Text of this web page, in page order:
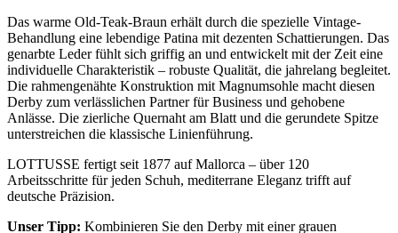
Das warme Old-Teak-Braun erhält durch die spezielle Vintage-
Behandlung eine lebendige Patina mit dezenten Schattierungen. Das
genarbte Leder fühlt sich griffig an und entwickelt mit der Zeit eine
individuelle Charakteristik – robuste Qualität, die jahrelang begleitet.
Die rahmengenähte Konstruktion mit Magnumsohle macht diesen
Derby zum verlässlichen Partner für Business und gehobene
Anlässe. Die zierliche Quernaht am Blatt und die gerundete Spitze
unterstreichen die klassische Linienführung.
LOTTUSSE fertigt seit 1877 auf Mallorca – über 120
Arbeitsschritte für jeden Schuh, mediterrane Eleganz trifft auf
deutsche Präzision.
Unser Tipp: Kombinieren Sie den Derby mit einer grauen